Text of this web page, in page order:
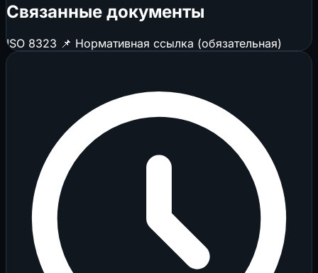
Связанные документы
ISO 8323 📌 Нормативная ссылка (обязательная)